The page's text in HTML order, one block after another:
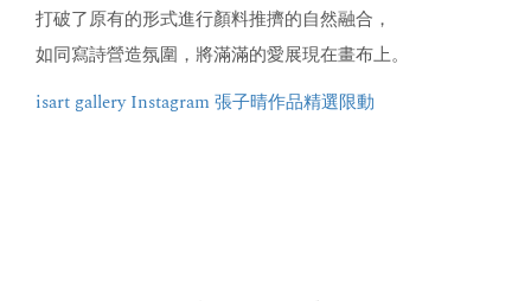
打破了原有的形式進行顏料推擠的自然融合，
如同寫詩營造氛圍，將滿滿的愛展現在畫布上。
isart gallery Instagram 張子晴作品精選限動